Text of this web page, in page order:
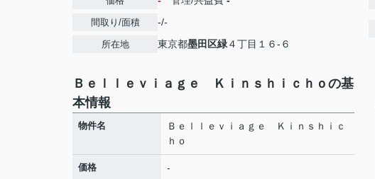
間取り/面積 -/-
所在地 東京都墨田区緑４丁目１６-６
Ｂｅｌｌｅｖｉａｇｅ Ｋｉｎｓｈｉｃｈｏの基
本情報
物件名
Ｂｅｌｌｅｖｉａｇｅ Ｋｉｎｓｈｉｃ
ｈｏ
価格 -